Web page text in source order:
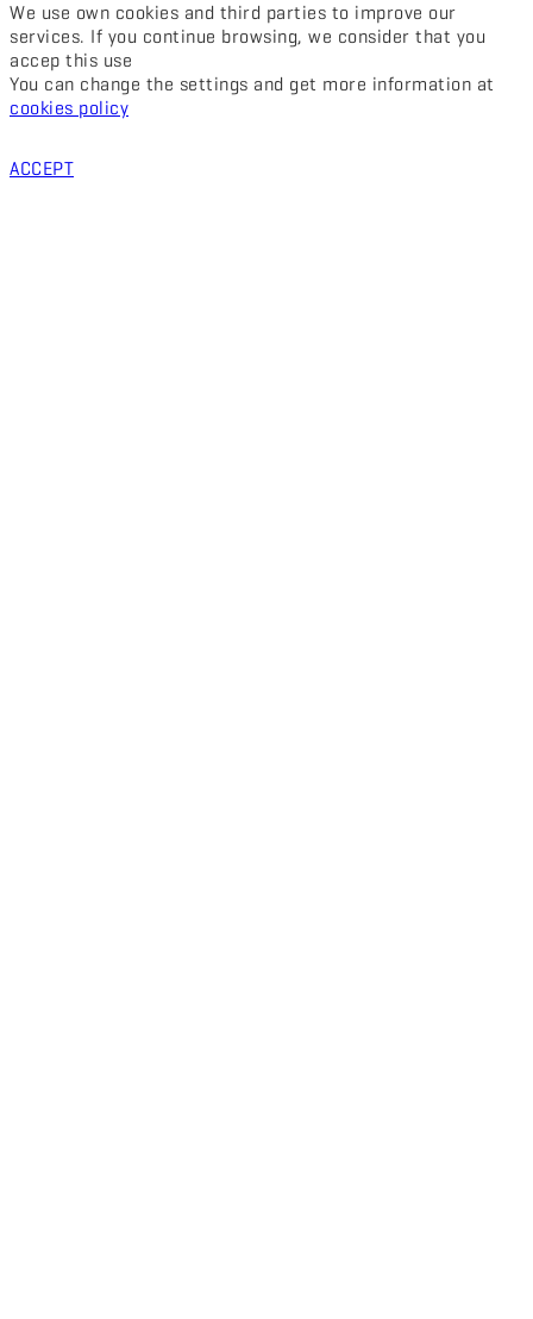
We use own cookies and third parties to improve our
services. If you continue browsing, we consider that you
accep this use
You can change the settings and get more information at
cookies policy
ACCEPT